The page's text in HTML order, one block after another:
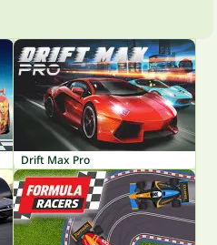
Drift Max Pro